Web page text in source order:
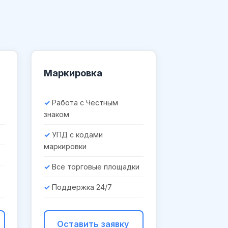
Маркировка
Работа с Честным
знаком
УПД с кодами
маркировки
Все торговые площадки
Поддержка 24/7
Оставить заявку